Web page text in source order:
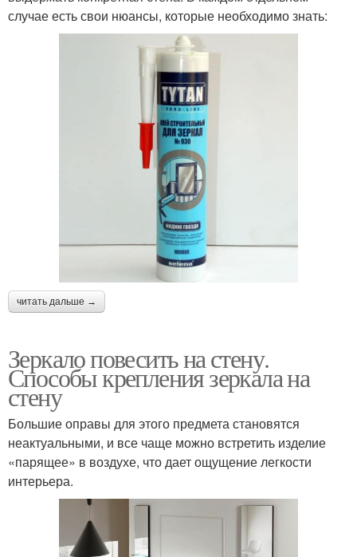
случае есть свои нюансы, которые необходимо знать:
читать дальше →
Зеркало повесить на стену.
Способы крепления зеркала на
стену
Большие оправы для этого предмета становятся
неактуальными, и все чаще можно встретить изделие
«парящее» в воздухе, что дает ощущение легкости
интерьера.